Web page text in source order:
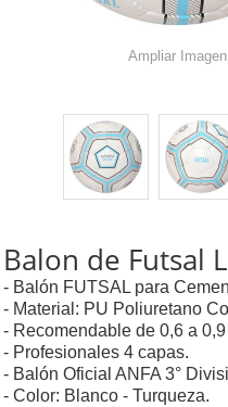
Ampliar Imagen
Balon de Futsal
- Balón FUTSAL para
- Material: PU Poliuretano
- Recomendable de 0,6 a
- Profesionales 4 capas.
- Balón Oficial ANFA 3°
- Color: Blanco - Turqueza.